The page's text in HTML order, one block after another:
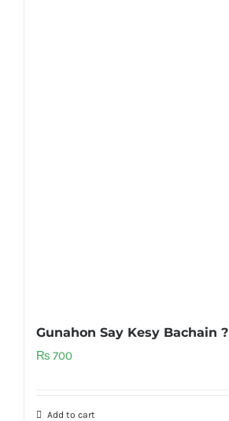
Gunahon Say Kesy Bachain ?
₨ 700
Add to cart